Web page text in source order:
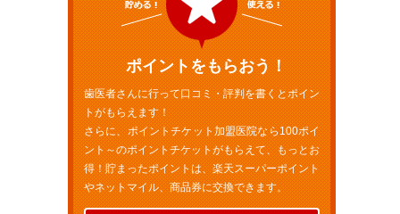
ポイントをもらおう！
歯医者さんに行って口コミ・評判を書くとポイン
トがもらえます！
さらに、ポイントチケット加盟医院なら100ポイ
ント～のポイントチケットがもらえて、もっとお
得！貯まったポイントは、楽天スーパーポイント
やネットマイル、商品券に交換できます。